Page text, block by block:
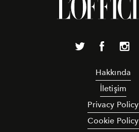
Hakkında
İletişim
Privacy Policy
Cookie Policy